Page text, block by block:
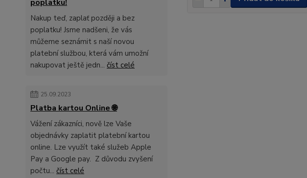
poplatku!
Nakup teď, zaplať později a bez
poplatku! Jsme nadšeni, že vás
můžeme seznámit s naší novou
platební službou, která vám umožní
nakupovat ještě jedn... číst celé
25.09.2023
Platba kartou Online 🌐
Vážení zákazníci, nově lze Vaše
objednávky zaplatit platební kartou
online. Lze využít také služeb Apple
Pay a Google pay. Z důvodu zvyšení
počtu... číst celé